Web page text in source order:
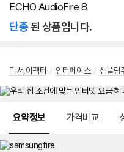
ECHO AudioFire 8
단종된 상품입니다.
믹서,이펙터 / 인터페이스 / 샘플링
요약정보 가격비교